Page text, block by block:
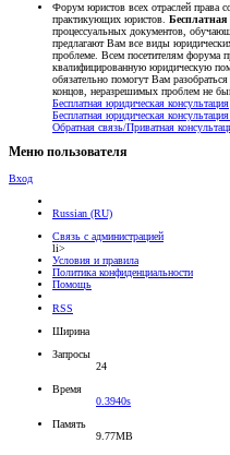
Форум юристов всех отраслей права
практикующих юристов.
процессуальных документов,
предлагают Вам все виды
проблеме. Всем посетителям форума
квалифицированную юридическую
обязательно помогут Вам
концов, неразрешимых проблем не
Бесплатная юридическая консультация
Бесплатная юридическая
Обратная связь/Приватная
Меню пользователя
Вход
Russian (RU)
Связь с администрацией
li>
Условия и правила
Политика конфиденциальности
Помощь
RSS
Ширина
Запросы
24
Время
0.3940s
Память
9.77MB